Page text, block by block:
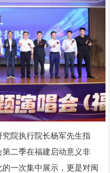
院执行院长杨军先生指
二季在福建启动意义非
一次集中展示，更是对闽